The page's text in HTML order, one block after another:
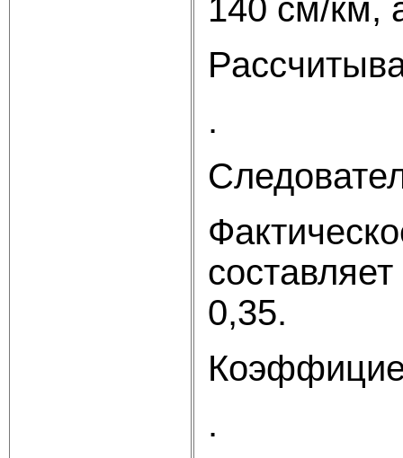
140 см/км,
.
0,35.
.